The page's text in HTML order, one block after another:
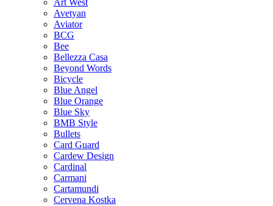
Art West
Avetyan
Aviator
BCG
Bee
Bellezza Casa
Beyond Words
Bicycle
Blue Angel
Blue Orange
Blue Sky
BMB Style
Bullets
Card Guard
Cardew Design
Cardinal
Carmani
Cartamundi
Cervena Kostka